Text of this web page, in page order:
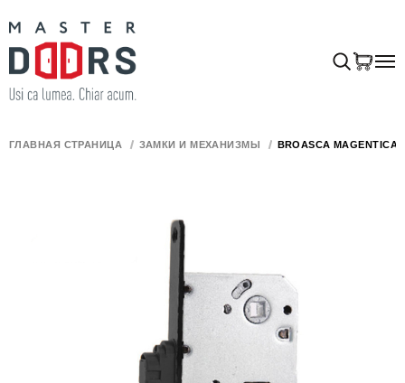
ГЛАВНАЯ СТРАНИЦА ЗАМКИ И МЕХАНИЗМЫ BROASCĂ MAGENTICĂ